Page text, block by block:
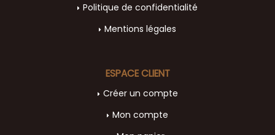
Politique de confidentialité
Mentions légales
ESPACE CLIENT
Créer un compte
Mon compte